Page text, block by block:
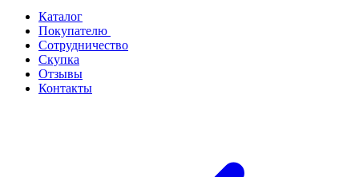
Каталог
Покупателю
Сотрудничество
Скупка
Отзывы
Контакты